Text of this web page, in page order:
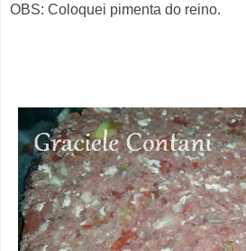
OBS: Coloquei pimenta do reino.